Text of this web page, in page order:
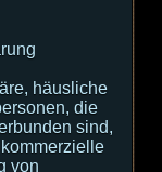
häusliche
die
sind,
von